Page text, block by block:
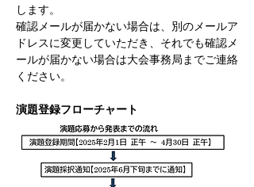
します。
確認メールが届かない場合は、別のメールア
ドレスに変更していただき、それでも確認メ
ールが届かない場合は大会事務局までご連絡
ください。
演題登録フローチャート